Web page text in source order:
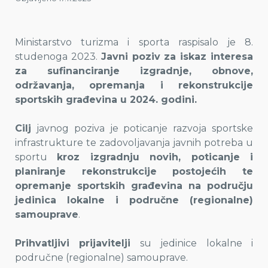
Ministarstvo turizma i sporta raspisalo je 8.
studenoga 2023. Javni poziv za iskaz interesa
za sufinanciranje izgradnje, obnove,
održavanja, opremanja i rekonstrukcije
sportskih građevina u 2024. godini.
Cilj javnog poziva je poticanje razvoja sportske
infrastrukture te zadovoljavanja javnih potreba u
sportu kroz izgradnju novih, poticanje i
planiranje rekonstrukcije postojećih te
opremanje sportskih građevina na području
jedinica lokalne i područne (regionalne)
samouprave.
Prihvatljivi prijavitelji su jedinice lokalne i
područne (regionalne) samouprave.